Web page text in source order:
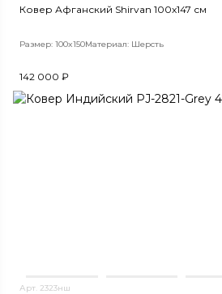
Ковер Афганский Shirvan 100x147 см
Размер: 100x150Материал: Шерсть
142 000 ₽
Арт. 2323нш